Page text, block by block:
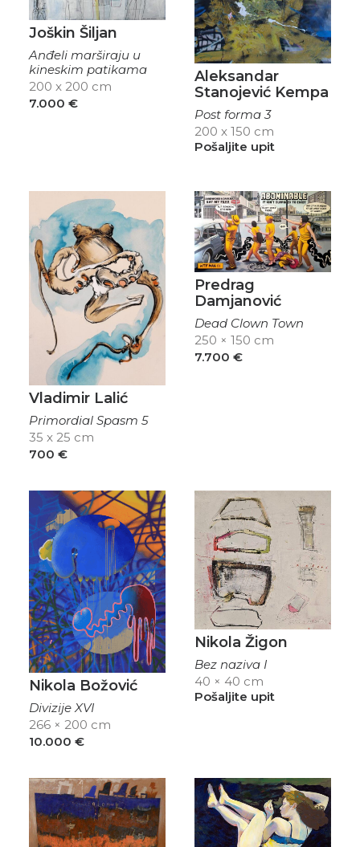
Joškin Šiljan
Anđeli marširaju u
kineskim patikama
200 x 200 cm
7.000 €
Aleksandar
Stanojević Kempa
Post forma 3
200 x 150 cm
Pošaljite upit
Vladimir Lalić
Primordial Spasm 5
35 x 25 cm
700 €
Predrag
Damjanović
Dead Clown Town
250 × 150 cm
7.700 €
Nikola Božović
Divizije XVI
266 × 200 cm
10.000 €
Nikola Žigon
Bez naziva I
40 × 40 cm
Pošaljite upit